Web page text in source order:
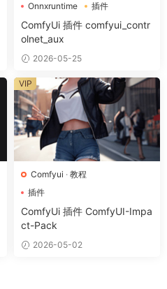
Onnxruntime
插件
ComfyUi 插件 comfyui_contr
olnet_aux
2026-05-25
Comfyui · 教程
插件
ComfyUi 插件 ComfyUI-Impa
ct-Pack
2026-05-02
VIP